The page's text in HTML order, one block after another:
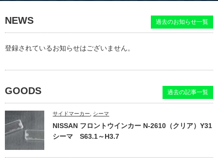
NEWS
登録されているお知らせはございません。
過去のお知らせ一覧
GOODS
サイドマーカー シーマ
NISSAN フロントウインカー N-2610（クリア）Y31
シーマ S63.1～H3.7
過去の記事一覧